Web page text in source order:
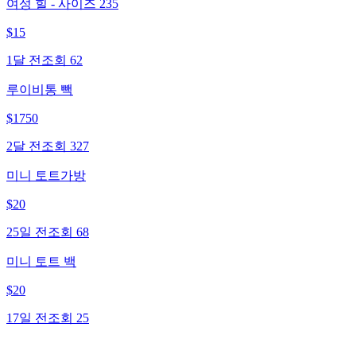
여성 힐 - 사이즈 235
$15
1달 전 조회 62
루이비통 빽
$1750
2달 전 조회 327
미니 토트가방
$20
25일 전 조회 68
미니 토트 백
$20
17일 전 조회 25